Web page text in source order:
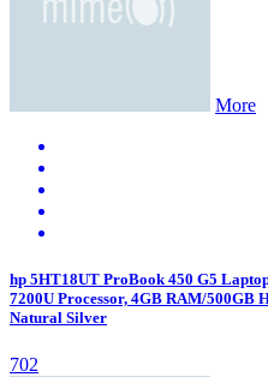
More
hp 5HT18UT ProBook 450 G5
7200U Processor, 4GB RAM/500GB
Natural Silver
702